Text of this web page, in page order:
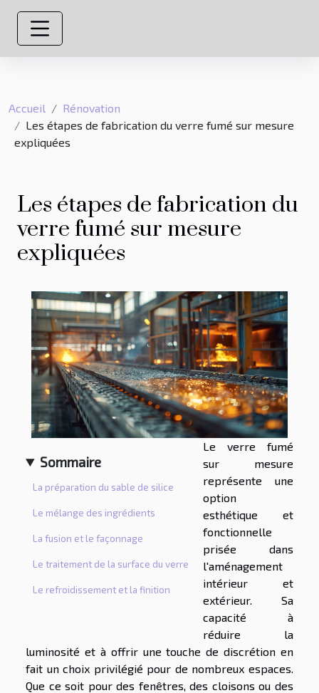
Accueil
Rénovation
Les étapes de fabrication du verre fumé sur mesure
expliquées
Les étapes de fabrication du
verre fumé sur mesure
expliquées
Sommaire
La préparation du sable de silice
Le mélange des ingrédients
La fusion et le façonnage
Le traitement de la surface du verre
Le refroidissement et la finition
Le verre fumé
sur mesure
représente une
option
esthétique et
fonctionnelle
prisée dans
l'aménagement
intérieur et
extérieur. Sa
capacité à
réduire la
luminosité et à offrir une touche de discrétion en
fait un choix privilégié pour de nombreux espaces.
Que ce soit pour des fenêtres, des cloisons ou des